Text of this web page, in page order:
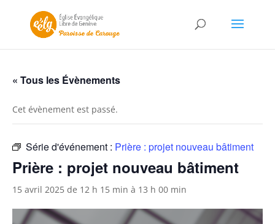
« Tous les Évènements
Cet évènement est passé.
Série d'événement : Prière : projet nouveau bâtiment
Prière : projet nouveau bâtiment
15 avril 2025 de 12 h 15 min à 13 h 00 min